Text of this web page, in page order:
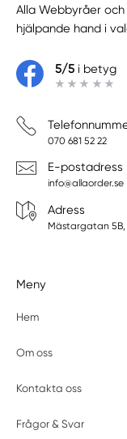
Alla Webbyråer
hjälpande hand i
5/5i betyg
070 681 52 22
E-postadress
info@allaorder.se
Adress
Mästargatan 5B,
Meny
Hem
Om oss
Kontakta oss
Frågor & Svar